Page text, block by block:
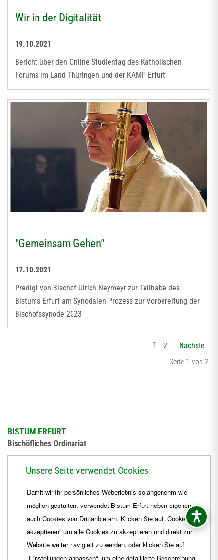
Wir in der Digitalität
19.10.2021
Bericht über den Online Studientag des Katholischen
Forums im Land Thüringen und der KAMP Erfurt
"Gemeinsam Gehen"
17.10.2021
Predigt von Bischof Ulrich Neymeyr zur Teilhabe des
Bistums Erfurt am Synodalen Prozess zur Vorbereitung der
Bischofssynode 2023
Seite 1 von 2.
1 2 Nächste
BISTUM ERFURT
Bischöfliches Ordinariat
+49 361 6572-444
ordinariat Bistum-Erfurt.de
Unsere Seite verwendet Cookies
Damit wir Ihr persönliches Weberlebnis so angenehm wie
möglich gestalten, verwendet Bistum Erfurt neben eigenen
auch Cookies von Drittanbietern. Klicken Sie auf „Cookies
akzeptieren“ um alle Cookies zu akzeptieren und direkt zur
Website weiter navigiert zu werden, oder klicken Sie auf
„Einstellungen anpassen“, um eine detaillierte Beschreibung